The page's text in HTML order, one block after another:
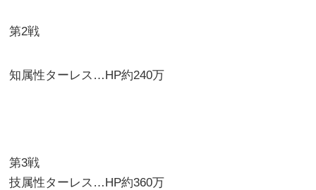
第2戦
知属性ターレス…HP約240万
第3戦
技属性ターレス…HP約360万